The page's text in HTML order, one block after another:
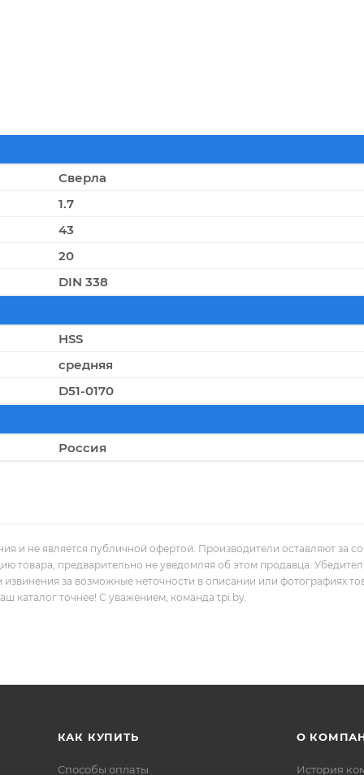
Сверла
1.7
43
20
DIN 338
HSS
средняя
D51-0170
Россия
и не является публичной офертой. Производители оставляют за
товара, предварительно не уведомляя об этом продавца.
за возможные неточности в описании или фотографиях
каталог точнее! С уважением, команда tpi.by.
КАК КУПИТЬ
Способы оплаты
О
История